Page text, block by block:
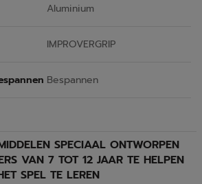
Aluminium
IMPROVERGRIP
Bespannen
SPECIAAL ONTWORPEN
VAN 7 TOT 12 JAAR TE HELPEN
SPEL TE LEREN